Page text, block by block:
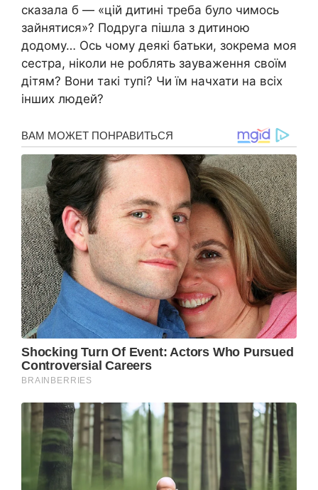
сказала б — «цій дитині треба було чимось
зайнятися»? Подруга пішла з дитиною
додому… Ось чому деякі батьки, зокрема моя
сестра, ніколи не роблять зауваження своїм
дітям? Вони такі тупі? Чи їм начхати на всіх
інших людей?